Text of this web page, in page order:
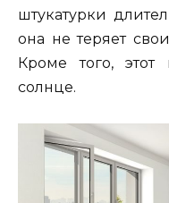
штукатурки
она не теряет
Кроме того,
солнце.